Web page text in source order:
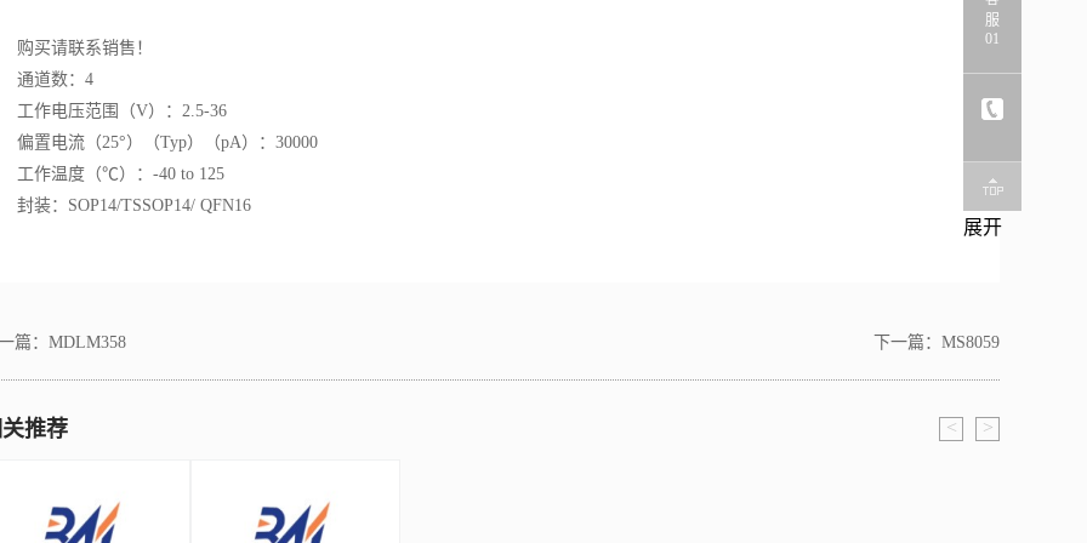
购买请联系销售！
通道数：4
工作电压范围（V）：2.5-36
偏置电流（25°）（Typ）（pA）：30000
工作温度（℃）：-40 to 125
封装：SOP14/TSSOP14/ QFN16
篇： MDLM358 下一篇： MS8059
推荐 < >
服
01
展开